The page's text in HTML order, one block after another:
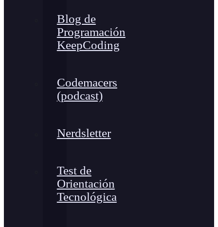
Blog de
Programación
KeepCoding
Codemacers
(podcast)
Nerdsletter
Test de
Orientación
Tecnológica